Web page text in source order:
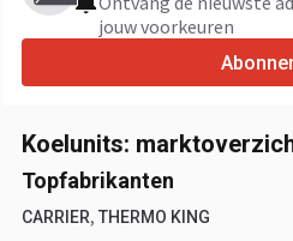
jouw voorkeuren
Koelunits:
Topfabrikanten
CARRIER, THERMO KING